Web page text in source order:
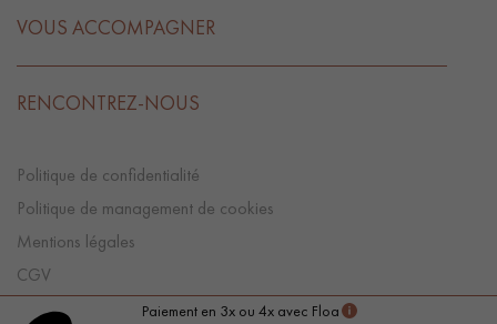
Paiement en 3x ou 4x avec Floa
VOUS ACCOMPAGNER
RENCONTREZ-NOUS
Politique de confidentialité
Politique de management de cookies
Mentions légales
CGV
Préférences Cookies